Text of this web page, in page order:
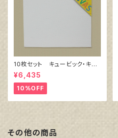
10枚セット キュービック・キャ
ンバス白（縦150㎜×横150㎜×
厚38㎜）
¥6,435
10%OFF
その他の商品